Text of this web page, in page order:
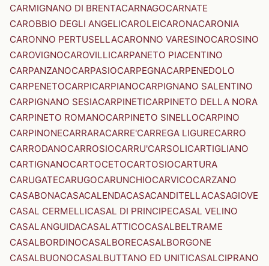
CARMIGNANO DI BRENTACARNAGOCARNATE
CAROBBIO DEGLI ANGELICAROLEICARONACARONIA
CARONNO PERTUSELLACARONNO VARESINOCAROSINO
CAROVIGNOCAROVILLICARPANETO PIACENTINO
CARPANZANOCARPASIOCARPEGNACARPENEDOLO
CARPENETOCARPICARPIANOCARPIGNANO SALENTINO
CARPIGNANO SESIACARPINETICARPINETO DELLA NORA
CARPINETO ROMANOCARPINETO SINELLOCARPINO
CARPINONECARRARACARRE'CARREGA LIGURECARRO
CARRODANOCARROSIOCARRU'CARSOLICARTIGLIANO
CARTIGNANOCARTOCETOCARTOSIOCARTURA
CARUGATECARUGOCARUNCHIOCARVICOCARZANO
CASABONACASACALENDACASACANDITELLACASAGIOVE
CASAL CERMELLICASAL DI PRINCIPECASAL VELINO
CASALANGUIDACASALATTICOCASALBELTRAME
CASALBORDINOCASALBORECASALBORGONE
CASALBUONOCASALBUTTANO ED UNITICASALCIPRANO